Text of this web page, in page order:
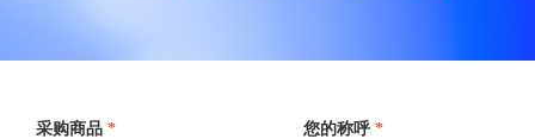
采购商品 * 您的称呼 *